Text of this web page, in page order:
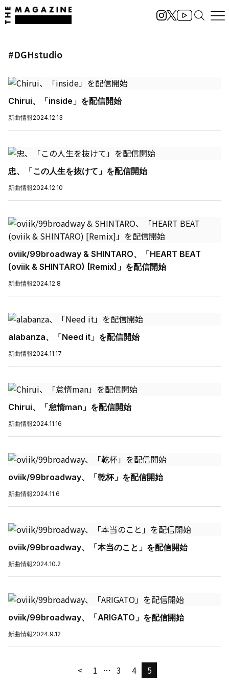
#DGHstudio
Chirui、「inside」を配信開始
新曲情報2024.12.13
忠、「この人生を抜けて」を配信開始
新曲情報2024.12.10
oviik/99broadway & SHINTARO、「HEART BEAT
(oviik & SHINTARO) [Remix]」を配信開始
新曲情報2024.12.8
alabanza、「Need it」を配信開始
新曲情報2024.11.17
Chirui、「怠惰man」を配信開始
新曲情報2024.11.16
oviik/99broadway、「乾杯」を配信開始
新曲情報2024.11.6
oviik/99broadway、「本当のこと」を配信開始
新曲情報2024.10.2
oviik/99broadway、「ARIGATO」を配信開始
新曲情報2024.9.12
< 1 … 3 4 5